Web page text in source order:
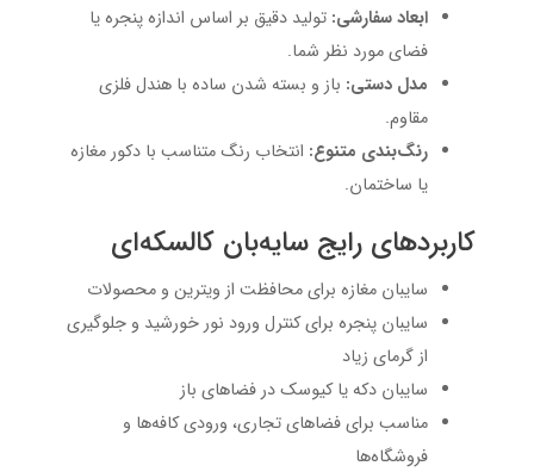
ابعاد سفارشی: تولید دقیق بر اساس اندازه پنجره یا
فضای مورد نظر شما.
مدل دستی: باز و بسته شدن ساده با هندل فلزی
مقاوم.
رنگ‌بندی متنوع: انتخاب رنگ متناسب با دکور مغازه
یا ساختمان.
کاربردهای رایج سایه‌بان کالسکه‌ای
سایبان مغازه برای محافظت از ویترین و محصولات
سایبان پنجره برای کنترل ورود نور خورشید و جلوگیری
از گرمای زیاد
سایبان دکه یا کیوسک در فضاهای باز
مناسب برای فضاهای تجاری، ورودی کافه‌ها و
فروشگاه‌ها